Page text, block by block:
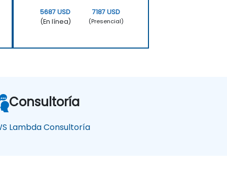
5687 USD
(En línea)
7187 USD
(Presencial)
Consultoría
Lambda Consultoría